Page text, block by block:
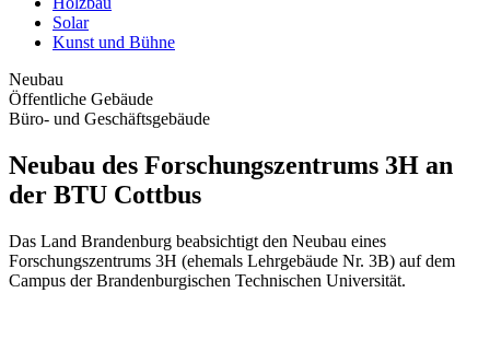
Solar
Kunst und Bühne
Neubau
Öffentliche Gebäude
Büro- und Geschäftsgebäude
Neubau des Forschungszentrums 3H an
der BTU Cottbus
Das Land Brandenburg beabsichtigt den Neubau eines
Forschungszentrums 3H (ehemals Lehrgebäude Nr. 3B) auf dem
Campus der Brandenburgischen Technischen Universität.